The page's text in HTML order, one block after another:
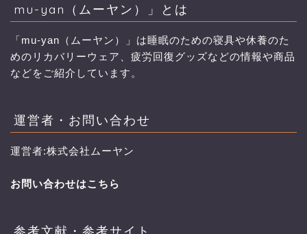
mu-yan（ムーヤン）」とは
「mu-yan（ムーヤン）」は睡眠のための寝具や休養のた
めのリカバリーウェア、疲労回復グッズなどの情報や商品
などをご紹介しています。
運営者・お問い合わせ
運営者:株式会社ムーヤン
お問い合わせはこちら
参考文献・参考サイト